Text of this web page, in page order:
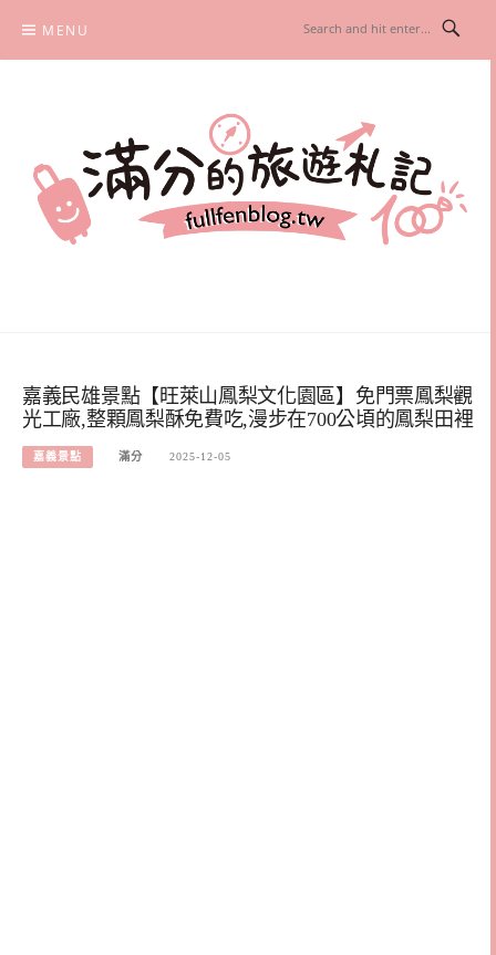
content
MENU
嘉義民雄景點【旺萊山鳳梨文化園區】免門票鳳梨觀
光工廠,整顆鳳梨酥免費吃,漫步在700公頃的鳳梨田裡
嘉義景點 滿分 2025-12-05